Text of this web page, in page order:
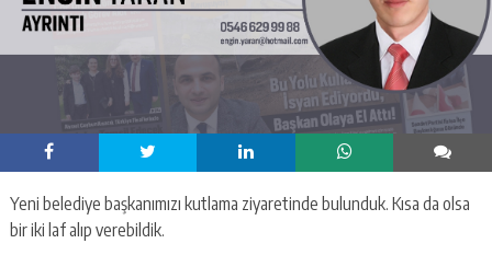
Yeni belediye başkanımızı kutlama ziyaretinde bulunduk. Kısa da olsa
bir iki laf alıp verebildik.